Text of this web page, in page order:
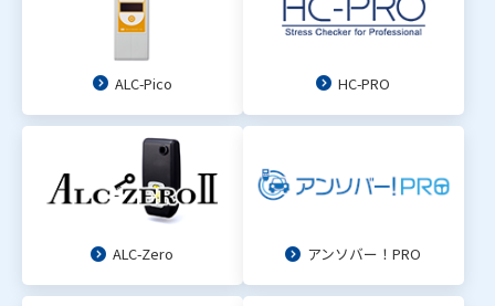
ALC-Pico HC-PRO
ALC-Zero アンソバー！PRO